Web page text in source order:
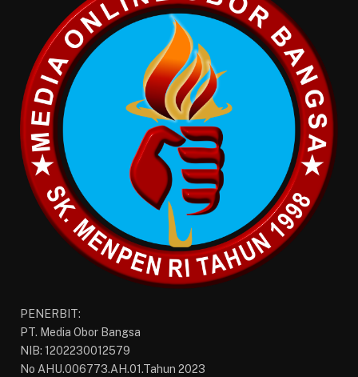
PENERBIT:
PT. Media Obor Bangsa
NIB: 1202230012579
No AHU.006773.AH.01.Tahun 2023